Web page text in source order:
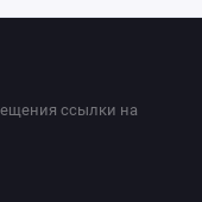
ссылки на